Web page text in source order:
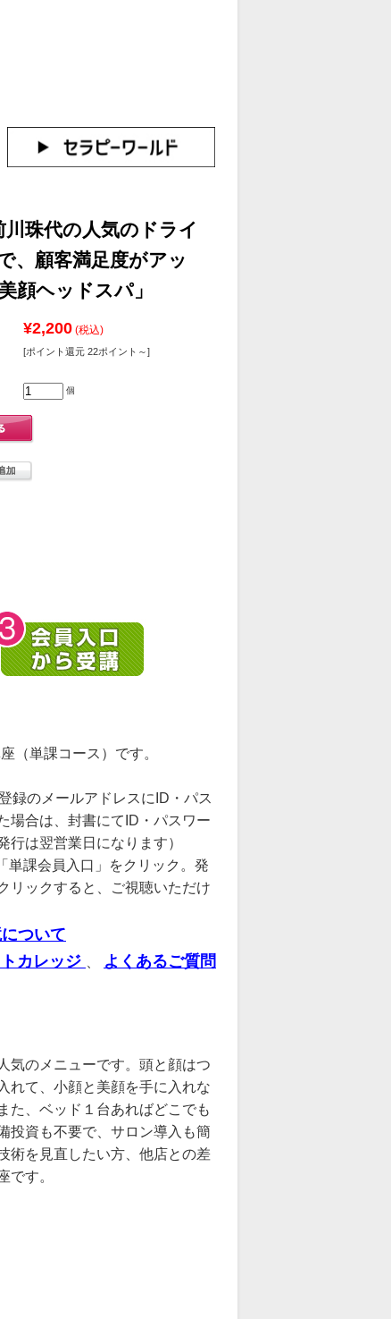
川珠代の人気のドライ
、顧客満足度がアッ
顔ヘッドスパ」
¥2,200 (税込)
[ポイント還元 22ポイント～]
個
（単課コース）です。
録のメールアドレスにID・パス
場合は、封書にてID・パスワー
行は翌営業日になります）
単課会員入口」をクリック。発
リックすると、ご視聴いただけ
ついて
カレッジ よくあるご質問
気のメニューです。頭と顔はつ
れて、小顔と美顔を手に入れな
た、ベッド１台あればどこでも
投資も不要で、サロン導入も簡
術を見直したい方、他店との差
です。